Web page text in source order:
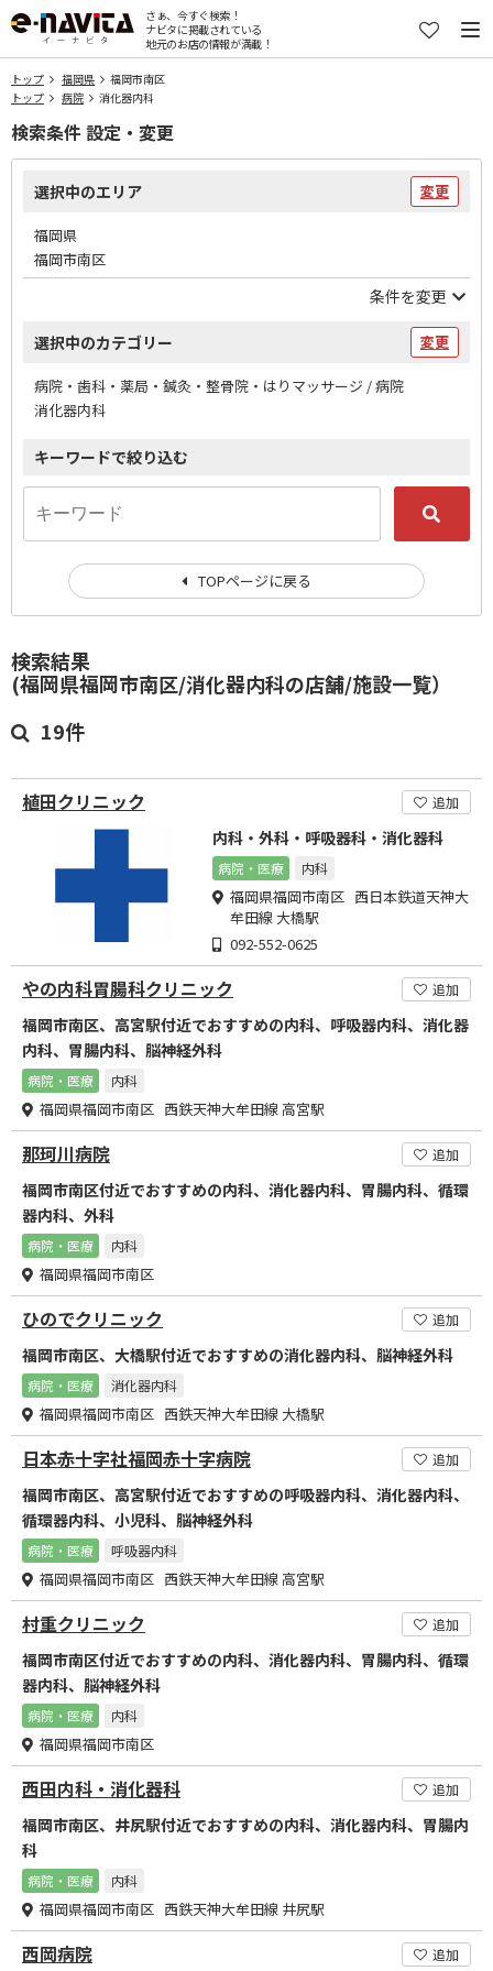
さぁ、今すぐ検索！
ナビタに掲載されている
地元のお店の情報が満載！
トップ 福岡県
福岡市南区
トップ
病院 消化器内科
検索結果
(福岡県福岡市南区/消化器内科の店舗/施設一覧）
19件
植田クリニック 追加
内科・外科・呼吸器科・消化器科
病院・医療 内科
福岡県福岡市南区 西日本鉄道天神大
牟田線 大橋駅
092-552-0625
やの内科胃腸科クリニック 追加
福岡市南区、高宮駅付近でおすすめの内科、呼吸器内科、消化器
内科、胃腸内科、脳神経外科
病院・医療 内科
福岡県福岡市南区 西鉄天神大牟田線 高宮駅
那珂川病院 追加
福岡市南区付近でおすすめの内科、消化器内科、胃腸内科、循環
器内科、外科
病院・医療 内科
福岡県福岡市南区
ひのでクリニック 追加
福岡市南区、大橋駅付近でおすすめの消化器内科、脳神経外科
病院・医療 消化器内科
福岡県福岡市南区 西鉄天神大牟田線 大橋駅
日本赤十字社福岡赤十字病院 追加
福岡市南区、高宮駅付近でおすすめの呼吸器内科、消化器内科、
循環器内科、小児科、脳神経外科
病院・医療 呼吸器内科
福岡県福岡市南区 西鉄天神大牟田線 高宮駅
村重クリニック 追加
福岡市南区付近でおすすめの内科、消化器内科、胃腸内科、循環
器内科、脳神経外科
病院・医療 内科
福岡県福岡市南区
西田内科・消化器科 追加
福岡市南区、井尻駅付近でおすすめの内科、消化器内科、胃腸内
科
病院・医療 内科
福岡県福岡市南区 西鉄天神大牟田線 井尻駅
西岡病院 追加
検索条件 設定・変更
選択中のエリア 変更
福岡県
福岡市南区
条件を変更
選択中のカテゴリー 変更
病院・歯科・薬局・鍼灸・整骨院・はりマッサージ / 病院
消化器内科
キーワードで絞り込む
TOPページに戻る